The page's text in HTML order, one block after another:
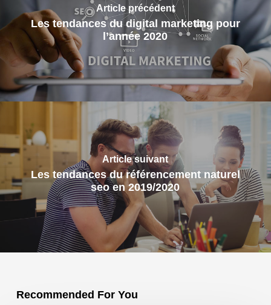
Article précédent
Les tendances du digital marketing pour
l’année 2020
Article suivant
Les tendances du référencement naturel
seo en 2019/2020
Recommended For You